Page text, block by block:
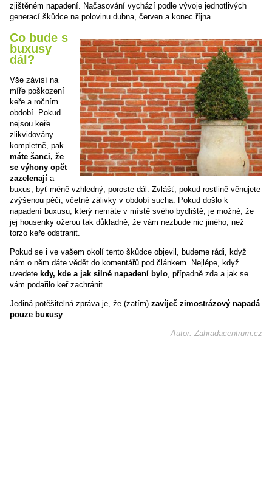
zjištěném napadení. Načasování vychází podle vývoje jednotlivých
generací škůdce na polovinu dubna, červen a konec října.
Co bude s
buxusy
dál?
Vše závisí na
míře poškození
keře a ročním
období. Pokud
nejsou keře
zlikvidovány
kompletně, pak
máte šanci, že
se výhony opět
zazelenají a
buxus, byť méně vzhledný, poroste dál. Zvlášť, pokud rostlině věnujete
zvýšenou péči, včetně zálivky v období sucha. Pokud došlo k
napadení buxusu, který nemáte v místě svého bydliště, je možné, že
jej housenky ožerou tak důkladně, že vám nezbude nic jiného, než
torzo keře odstranit.
Pokud se i ve vašem okolí tento škůdce objevil, budeme rádi, když
nám o něm dáte vědět do komentářů pod článkem. Nejlépe, když
uvedete kdy, kde a jak silné napadení bylo, případně zda a jak se
vám podařilo keř zachránit.
Jediná potěšitelná zpráva je, že (zatím) zavíječ zimostrázový napadá
pouze buxusy.
Autor: Zahradacentrum.cz